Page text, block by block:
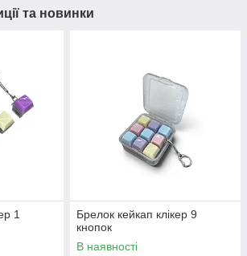
та новинки
1
Брелок кейкап клікер 9
кнопок
В наявності